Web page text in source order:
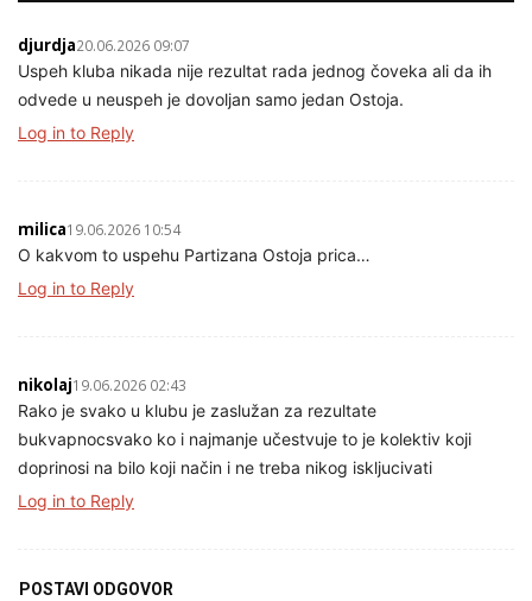
djurdja20.06.2026 09:07
Uspeh kluba nikada nije rezultat rada jednog čoveka ali da ih
odvede u neuspeh je dovoljan samo jedan Ostoja.
Log in to Reply
milica19.06.2026 10:54
O kakvom to uspehu Partizana Ostoja prica…
Log in to Reply
nikolaj19.06.2026 02:43
Rako je svako u klubu je zaslužan za rezultate
bukvapnocsvako ko i najmanje učestvuje to je kolektiv koji
doprinosi na bilo koji način i ne treba nikog iskljucivati
Log in to Reply
POSTAVI ODGOVOR